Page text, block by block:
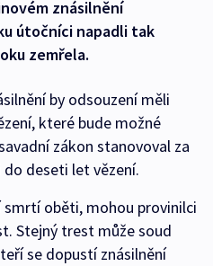
znásilnění
útočníci napadli tak
zemřela.
by odsouzení měli
které bude možné
zákon stanovoval za
deseti let vězení.
smrtí oběti, mohou provinilci
Stejný trest může soud
se dopustí znásilnění